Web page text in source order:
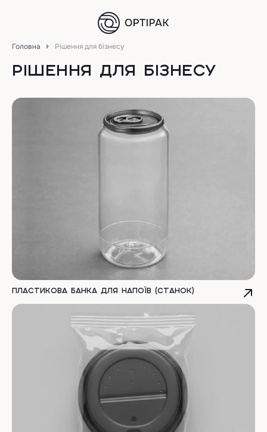
Головна Рішення для бізнесу
РІШЕННЯ ДЛЯ БІЗНЕСУ
Пластикова банка для напоїв (станок)